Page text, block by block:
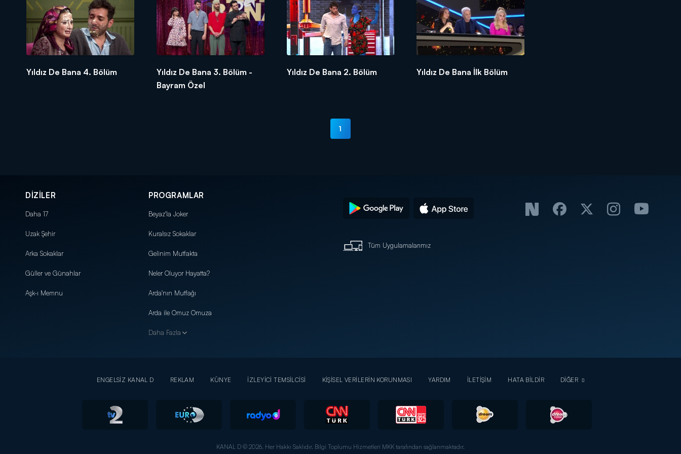
izleyici ile buluştu.
Yıldız De Bana 4. Bölüm
Yıldız De Bana 3. Bölüm -
Bayram Özel
Yıldız De Bana 2. Bölüm Yıldız De Bana İlk Bölüm
1
DİZİLER
Daha 17
Uzak Şehir
Arka Sokaklar
Güller ve Günahlar
Aşk-ı Memnu
PROGRAMLAR
Beyaz'la Joker
Kuralsız Sokaklar
Gelinim Mutfakta
Neler Oluyor Hayatta?
Arda'nın Mutfağı
Arda ile Omuz Omuza
Daha Fazla
Tüm Uygulamalarımız
ENGELSİZ KANAL D REKLAM KÜNYE İZLEYİCİ TEMSİLCİSİ KİŞİSEL VERİLERİN KORUNMASI YARDIM İLETİŞİM HATA BİLDİR DİĞER
KANAL D © 2026. Her Hakkı Saklıdır. Bilgi Toplumu Hizmetleri MKK tarafından sağlanmaktadır.